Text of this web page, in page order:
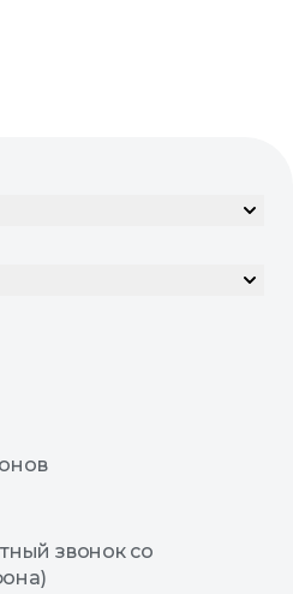
звонок со